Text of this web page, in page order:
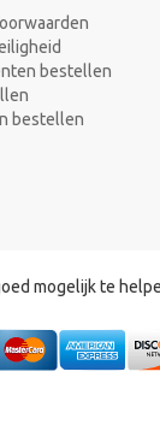
bestellen
bestellen
mogelijk te